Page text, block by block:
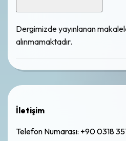
Dergimizde yayınlanan
alınmamaktadır.
İletişim
Telefon Numarası: +90 0318